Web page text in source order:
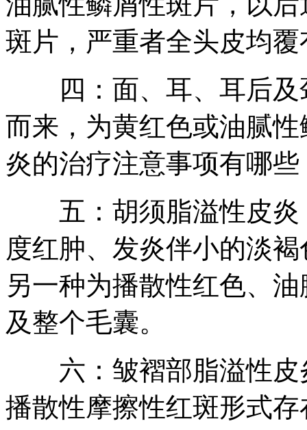
斑片，严重者全头皮均
四：面、耳、耳后及
而来，为黄红色或油腻
炎的治疗注意事项有哪些
五：胡须脂溢性皮炎
度红肿、发炎伴小的淡
另一种为播散性红色、
及整个毛囊。
六：皱褶部脂溢性皮
播散性摩擦性红斑形式存